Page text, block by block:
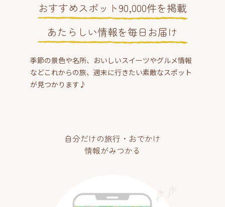
おすすめスポット90,000件を掲載
あたらしい情報を毎日お届け
季節の景色や名所、おいしいスイーツやグルメ情報
などこれからの旅、週末に行きたい素敵なスポット
が見つかります♪
自分だけの旅行・おでかけ
情報がみつかる